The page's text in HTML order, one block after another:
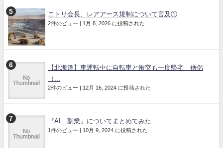
ニトリ会長、レアアース規制について言及①
2件のビュー | 1月 8, 2026 に投稿された
【北海道】車運転中に自転車と衝突も一度帰宅 僧侶
（...
2件のビュー | 12月 16, 2024 に投稿された
『AI 副業』についてまとめてみた
1件のビュー | 10月 9, 2024 に投稿された